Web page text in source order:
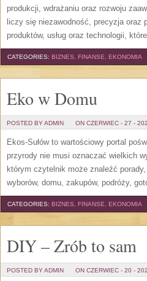
produkcji, wdrażaniu oraz rozwoju
liczy się niezawodność, precyzja oraz
produktów, usług oraz technologii, które
CATEGORIES: BIZNES, FINANSE, EKONOMIA
Eko w Domu
POSTED BY ADMIN ON CZERWIEC - 27 -
Ekos-Sułów to wartościowy portal
przyrody nie musi oznaczać wielkich
którym czytelnik może znaleźć
wyborów, domu, zakupów, podróży,
CATEGORIES: BIZNES, FINANSE, EKONOMIA
DIY – Zrób to sam
POSTED BY ADMIN ON CZERWIEC - 20 -